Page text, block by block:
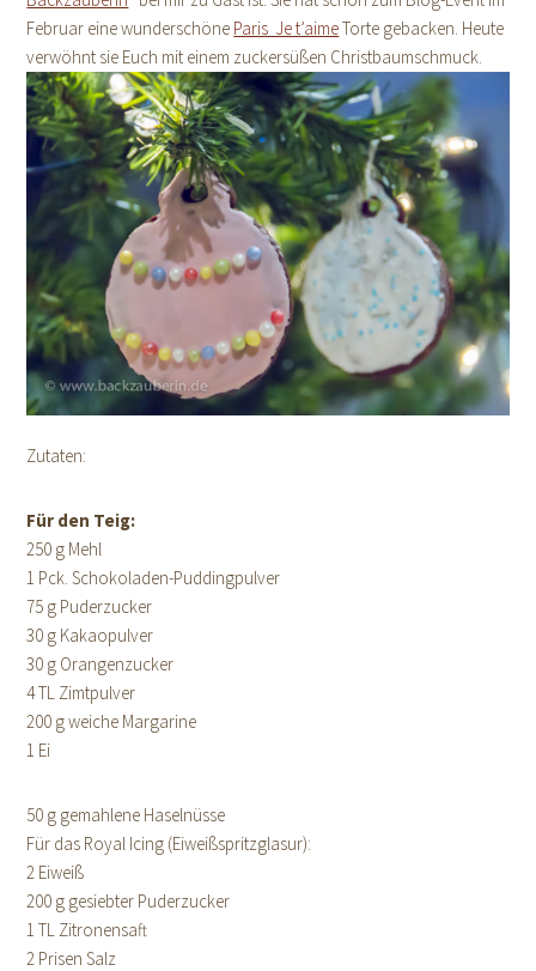
Februar eine wunderschöne Paris Je t’aimeTorte gebacken. Heute
verwöhnt sie Euch mit einem zuckersüßen Christbaumschmuck.
Zutaten:
Für den Teig:
250 g Mehl
1 Pck. Schokoladen-Puddingpulver
75 g Puderzucker
30 g Kakaopulver
30 g Orangenzucker
4 TL Zimtpulver
200 g weiche Margarine
1 Ei
50 g gemahlene Haselnüsse
Für das Royal Icing (Eiweißspritzglasur):
2 Eiweiß
200 g gesiebter Puderzucker
1 TL Zitronensaft
2 Prisen Salz